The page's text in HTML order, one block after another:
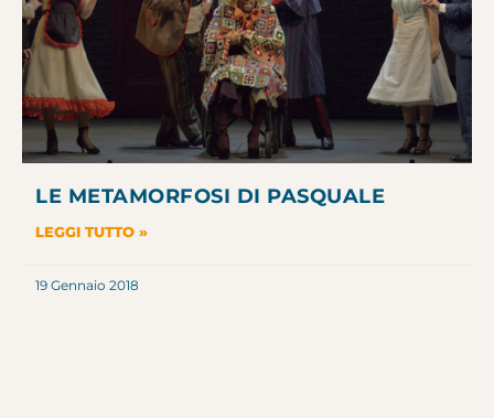
LE METAMORFOSI DI PASQUALE
LEGGI TUTTO »
19 Gennaio 2018